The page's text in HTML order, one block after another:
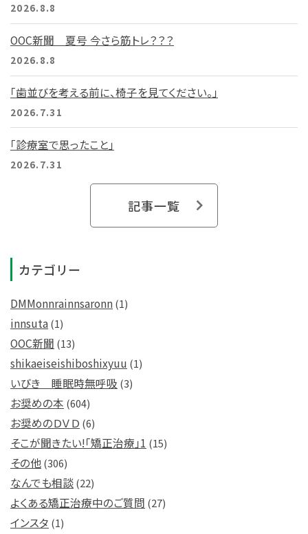
2026.8.8
OOC新聞 夏号 今さら筋トレ？？？
2026.8.8
「歯並びを考える前に、椅子を見てください。」
2026.7.31
「診療室で思ったこと」
2026.7.31
記事一覧
カテゴリー
DMMonnrainnsaronn(1)
innsuta(1)
OOC新聞 (13)
shikaeiseishiboshixyuu (1)
いびき 睡眠時無呼吸 (3)
お奨めの本 (604)
お奨めのＤＶＤ (6)
そこが聞きたい!「矯正治療」1 (15)
その他(306)
なんでも相談(22)
よくある矯正治療中のご質問 (27)
インスタ (1)